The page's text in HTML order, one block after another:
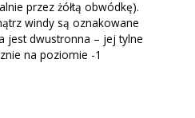
przez żółtą obwódkę).
windy są oznakowane
jest dwustronna – jej tylne
na poziomie -1